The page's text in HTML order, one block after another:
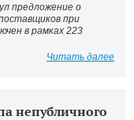
предложение о
при
в рамках 223
Читать далее
непубличного